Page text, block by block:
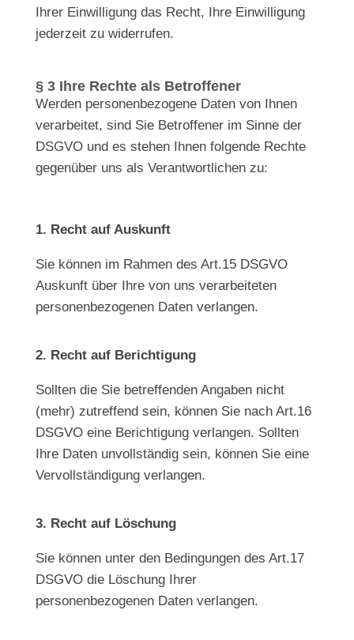
Ihrer Einwilligung das Recht, Ihre Einwilligung
jederzeit zu widerrufen.
§ 3 Ihre Rechte als Betroffener
Werden personenbezogene Daten von Ihnen
verarbeitet, sind Sie Betroffener im Sinne der
DSGVO und es stehen Ihnen folgende Rechte
gegenüber uns als Verantwortlichen zu:
1. Recht auf Auskunft
Sie können im Rahmen des Art.15 DSGVO
Auskunft über Ihre von uns verarbeiteten
personenbezogenen Daten verlangen.
2. Recht auf Berichtigung
Sollten die Sie betreffenden Angaben nicht
(mehr) zutreffend sein, können Sie nach Art.16
DSGVO eine Berichtigung verlangen. Sollten
Ihre Daten unvollständig sein, können Sie eine
Vervollständigung verlangen.
3. Recht auf Löschung
Sie können unter den Bedingungen des Art.17
DSGVO die Löschung Ihrer
personenbezogenen Daten verlangen.